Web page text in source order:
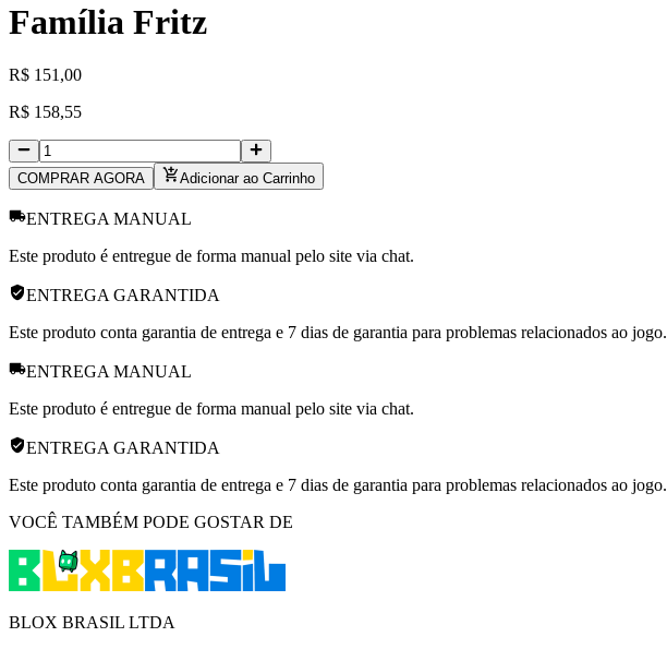
Família Fritz
R$ 151,00
R$ 158,55
COMPRAR AGORA Adicionar ao Carrinho
ENTREGA MANUAL
Este produto é entregue de forma manual pelo site via chat.
ENTREGA GARANTIDA
Este produto conta garantia de entrega e 7 dias de garantia para problemas relacionados ao jogo.
ENTREGA MANUAL
Este produto é entregue de forma manual pelo site via chat.
ENTREGA GARANTIDA
Este produto conta garantia de entrega e 7 dias de garantia para problemas relacionados ao jogo.
VOCÊ TAMBÉM PODE GOSTAR DE
BLOX BRASIL LTDA